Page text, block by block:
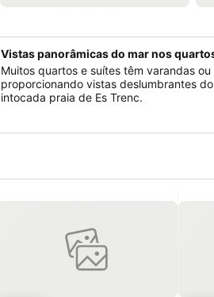
Vistas panorâmicas do mar nos
Muitos quartos e suítes têm varandas
proporcionando vistas deslumbrantes
intocada praia de Es Trenc.